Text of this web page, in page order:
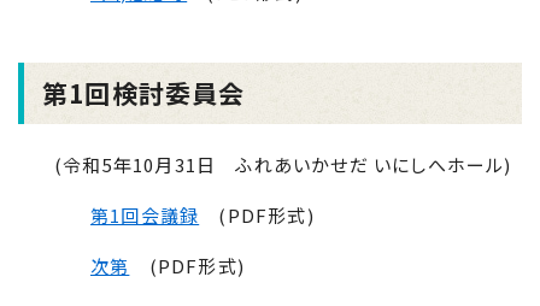
第1回検討委員会
(令和5年10月31日 ふれあいかせだ いにしへホール)
第1回会議録 (PDF形式)
次第
(PDF形式)